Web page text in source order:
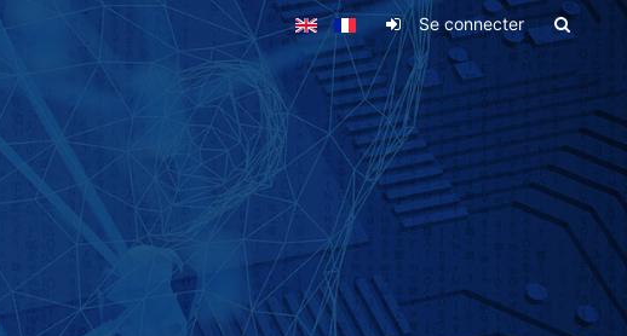
Se connecter